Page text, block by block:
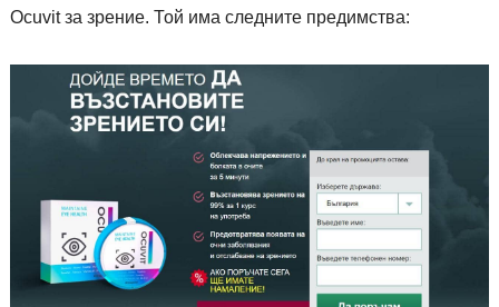
Ocuvit за зрение. Той има следните предимства: